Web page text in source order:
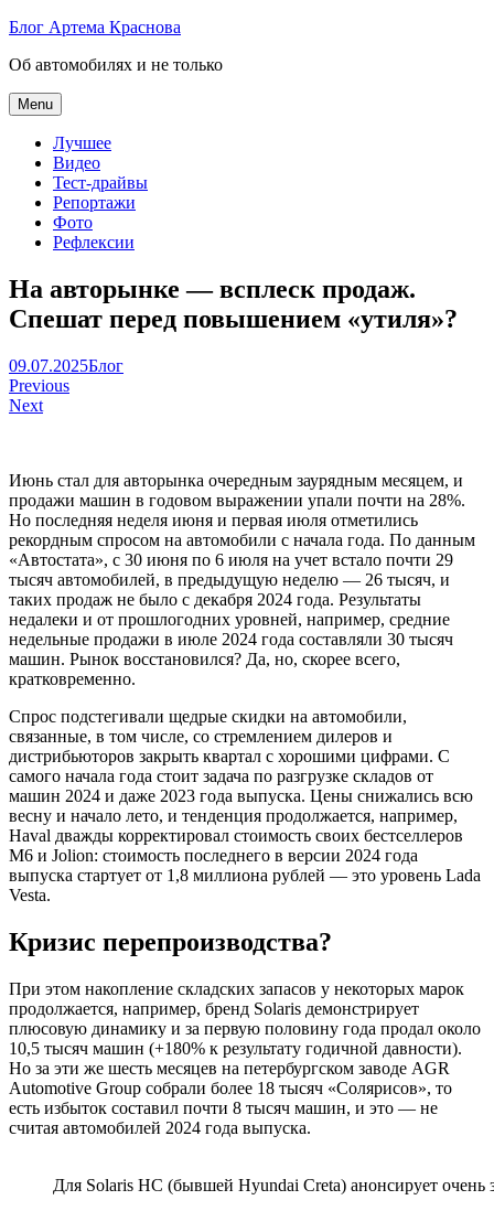
Skip
content
Блог Артема Краснова
Об автомобилях и не только
Menu
Лучшее
Видео
Тест-драйвы
Репортажи
Фото
Рефлексии
На авторынке — всплеск продаж.
Спешат перед повышением «утиля»?
Артем
Краснов
09.07.2025Блог
Навигация
по
Previous
Next
Июнь стал для авторынка очередным заурядным месяцем, и
продажи машин в годовом выражении упали почти на 28%.
Но последняя неделя июня и первая июля отметились
рекордным спросом на автомобили с начала года. По данным
«Автостата», с 30 июня по 6 июля на учет встало почти 29
тысяч автомобилей, в предыдущую неделю — 26 тысяч, и
таких продаж не было с декабря 2024 года. Результаты
недалеки и от прошлогодних уровней, например, средние
недельные продажи в июле 2024 года составляли 30 тысяч
машин. Рынок восстановился? Да, но, скорее всего,
кратковременно.
Спрос подстегивали щедрые скидки на автомобили,
связанные, в том числе, со стремлением дилеров и
дистрибьюторов закрыть квартал с хорошими цифрами. С
самого начала года стоит задача по разгрузке складов от
машин 2024 и даже 2023 года выпуска. Цены снижались всю
весну и начало лето, и тенденция продолжается, например,
Haval дважды корректировал стоимость своих бестселлеров
M6 и Jolion: стоимость последнего в версии 2024 года
выпуска стартует от 1,8 миллиона рублей — это уровень Lada
Vesta.
Кризис перепроизводства?
При этом накопление складских запасов у некоторых марок
продолжается, например, бренд Solaris демонстрирует
плюсовую динамику и за первую половину года продал около
10,5 тысяч машин (+180% к результату годичной давности).
Но за эти же шесть месяцев на петербургском заводе AGR
Automotive Group собрали более 18 тысяч «Солярисов», то
есть избыток составил почти 8 тысяч машин, и это — не
считая автомобилей 2024 года выпуска.
Для Solaris HC (бывшей Hyundai Creta) анонсирует